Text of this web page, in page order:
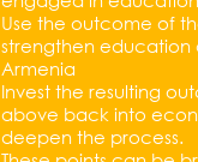
Use the outcome of
strengthen education
Armenia
Invest the resulting
above back into
deepen the process.